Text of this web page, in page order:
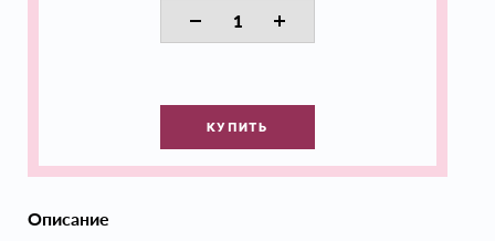
КУПИТЬ
Описание